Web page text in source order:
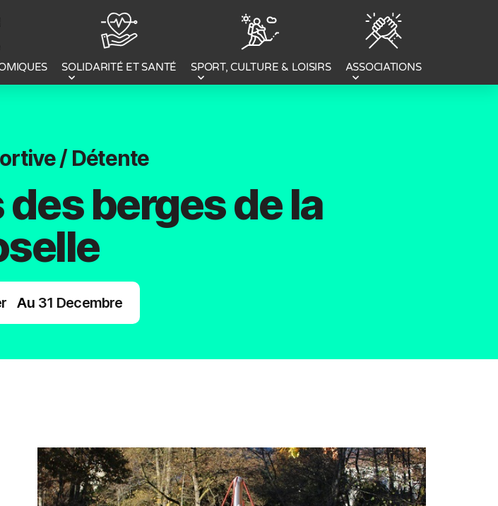
SOLIDARITÉ ET SANTÉ SPORT, CULTURE & LOISIRS ASSOCIATIONS
/ Détente
berges de la
Au 31 Decembre